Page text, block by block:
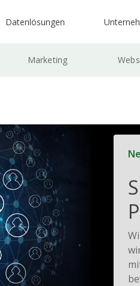
Datenlösungen
Marketing